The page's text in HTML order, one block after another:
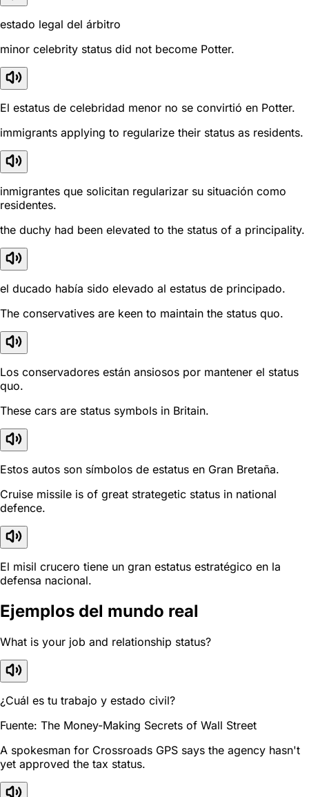
estado legal del árbitro
minor celebrity status did not become Potter.
El estatus de celebridad menor no se convirtió en Potter.
immigrants applying to regularize their status as residents.
inmigrantes que solicitan regularizar su situación como
residentes.
the duchy had been elevated to the status of a principality.
el ducado había sido elevado al estatus de principado.
The conservatives are keen to maintain the status quo.
Los conservadores están ansiosos por mantener el status
quo.
These cars are status symbols in Britain.
Estos autos son símbolos de estatus en Gran Bretaña.
Cruise missile is of great strategetic status in national
defence.
El misil crucero tiene un gran estatus estratégico en la
defensa nacional.
Ejemplos del mundo real
What is your job and relationship status?
¿Cuál es tu trabajo y estado civil?
Fuente: The Money-Making Secrets of Wall Street
A spokesman for Crossroads GPS says the agency hasn't
yet approved the tax status.